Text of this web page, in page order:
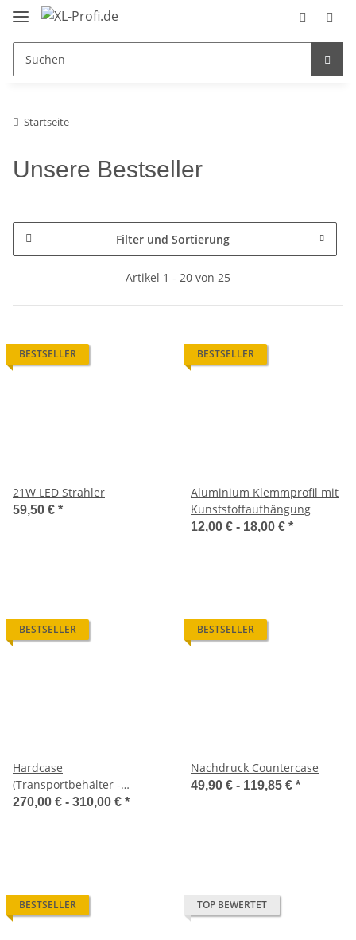
Startseite
Unsere Bestseller
Filter und Sortierung
Artikel 1 - 20 von 25
BESTSELLER
21W LED Strahler
59,50 € *
BESTSELLER
Aluminium Klemmprofil mit
Kunststoffaufhängung
12,00 € - 18,00 € *
BESTSELLER
Hardcase
(Transportbehälter -
Messetheke)
270,00 € - 310,00 € *
BESTSELLER
Nachdruck Countercase
49,90 € - 119,85 € *
BESTSELLER TOP BEWERTET